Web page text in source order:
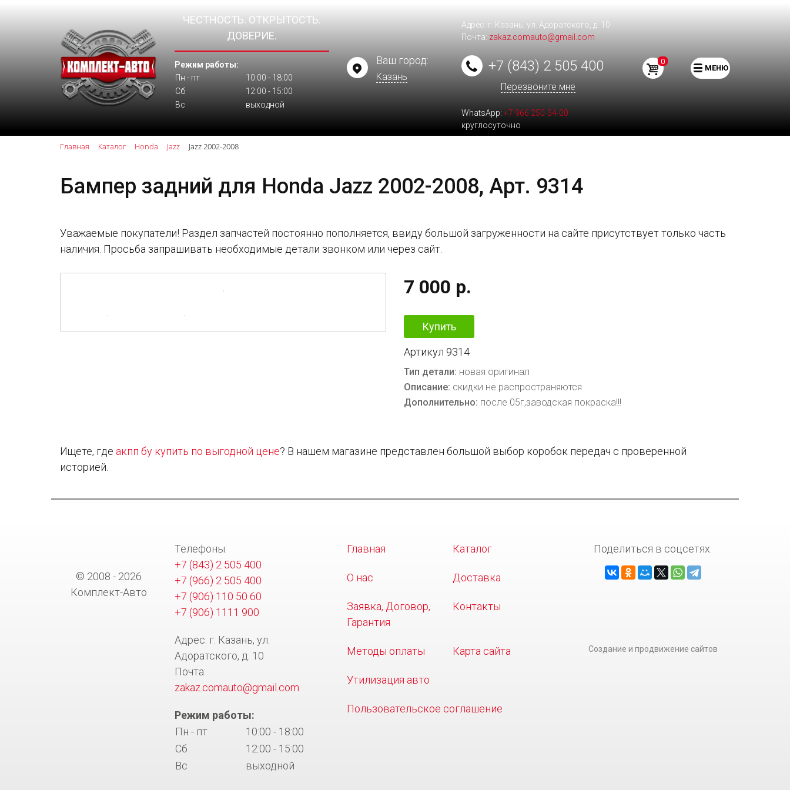
ЧЕСТНОСТЬ. ОТКРЫТОСТЬ.
ДОВЕРИЕ.
Режим работы:
Пн - пт
10:00 - 18:00
Сб
12:00 - 15:00
Вс
выходной
Ваш город:
Казань
Адрес: г. Казань, ул. Адоратского, д. 10
Почта: zakaz.comauto@gmail.com
WhatsApp: +7 966 250-54-00
круглосуточно
+7 (843) 2 505 400
Перезвоните мне
0
МЕНЮ
Главная Каталог Honda Jazz Jazz 2002-2008
Бампер задний для Honda Jazz 2002-2008, Арт. 9314
Уважаемые покупатели! Раздел запчастей постоянно пополняется, ввиду большой загруженности на сайте присутствует только часть
наличия. Просьба запрашивать необходимые детали звонком или через сайт.
7 000 р.
Купить
Артикул 9314
Тип детали: новая оригинал
Описание: скидки не распространяются
Дополнительно: после 05г,заводская покраска!!!
Ищете, где акпп бу купить по выгодной цене? В нашем магазине представлен большой выбор коробок передач с проверенной
историей.
© 2008 - 2026
Комплект-Авто
Телефоны:
+7 (843) 2 505 400
+7 (966) 2 505 400
+7 (906) 110 50 60
+7 (906) 1111 900
Адрес: г. Казань, ул.
Адоратского, д. 10
Почта:
zakaz.comauto@gmail.com
Режим работы:
Пн - пт
10:00 - 18:00
Сб
12:00 - 15:00
Вс
выходной
Главная Каталог
О нас Доставка
Заявка, Договор,
Гарантия
Контакты
Методы оплаты Карта сайта
Утилизация авто
Пользовательское соглашение
Поделиться в соцсетях:
Создание и продвижение сайтов